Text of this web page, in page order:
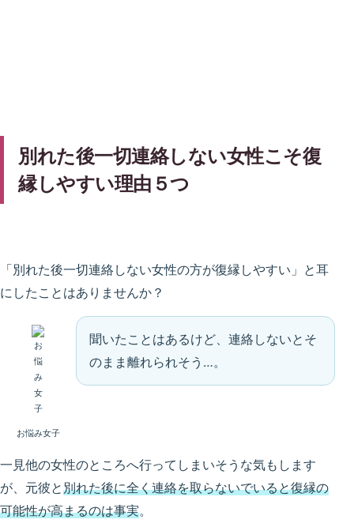
別れた後一切連絡しない女性こそ復
縁しやすい理由５つ
「別れた後一切連絡しない女性の方が復縁しやすい」と耳
にしたことはありませんか？
お悩み女子
聞いたことはあるけど、連絡しないとそ
のまま離れられそう…。
一見他の女性のところへ行ってしまいそうな気もします
が、元彼と別れた後に全く連絡を取らないでいると復縁の
可能性が高まるのは事実。